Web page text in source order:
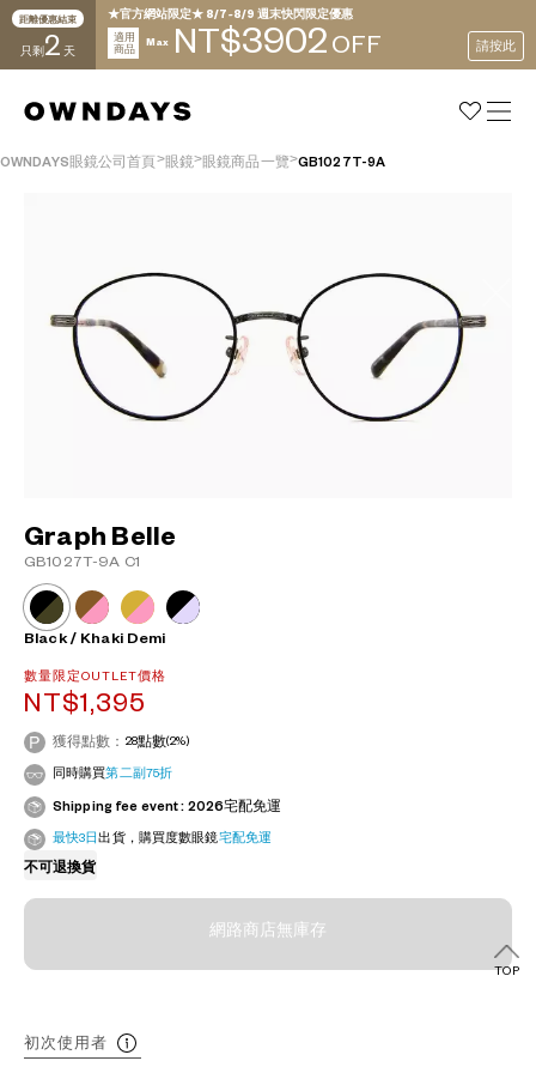
距離優惠結束
只剩 2 天
★官方網站限定★ 8/7~8/9 週末快閃限定優惠
適用
商品
Max NT$3902 OFF 請按此
OWNDAYS眼鏡公司首頁 眼鏡 眼鏡商品一覽 GB1027T-9A
Graph Belle
GB1027T-9A C1
Black / Khaki Demi
數量限定OUTLET價格
NT$1,395
獲得點數： 28點數(2%)
同時購買第二副75折
Shipping fee event : 2026宅配免運
最快3日出貨，購買度數眼鏡宅配免運
不可退換貨
網路商店無庫存
初次使用者
TOP